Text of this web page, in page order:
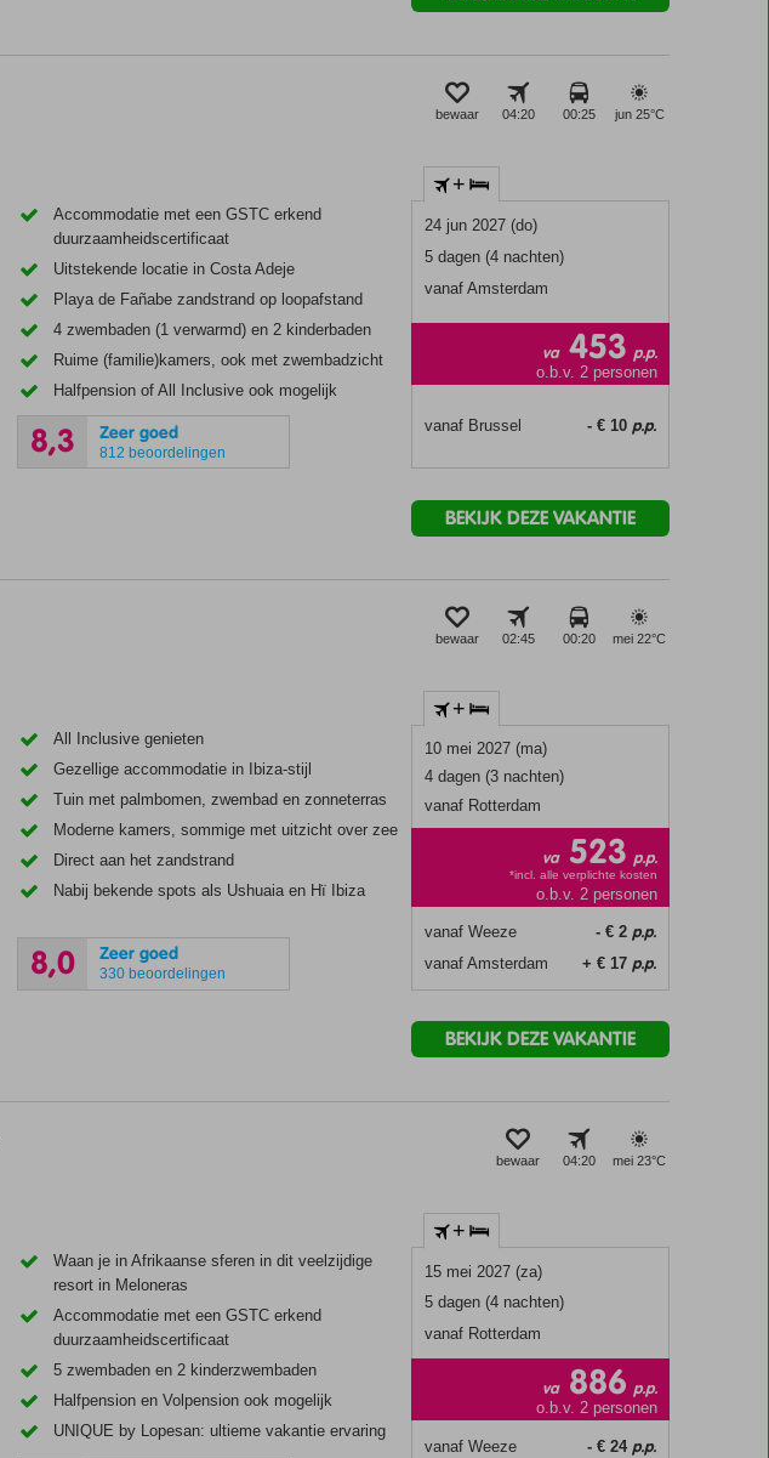
bewaar 04:20 00:25 jun 25°C
Accommodatie met een GSTC erkend
duurzaamheidscertificaat
Uitstekende locatie in Costa Adeje
Playa de Fañabe zandstrand op loopafstand
4 zwembaden (1 verwarmd) en 2 kinderbaden
Ruime (familie)kamers, ook met zwembadzicht
Halfpension of All Inclusive ook mogelijk
8,3 Zeer goed
812 beoordelingen
+
24 jun 2027 (do)
5 dagen (4 nachten)
vanaf Amsterdam
va 453 p.p.
o.b.v. 2 personen
vanaf Brussel - € 10 p.p.
BEKIJK DEZE VAKANTIE
bewaar 02:45 00:20 mei 22°C
All Inclusive genieten
Gezellige accommodatie in Ibiza-stijl
Tuin met palmbomen, zwembad en zonneterras
Moderne kamers, sommige met uitzicht over zee
Direct aan het zandstrand
Nabij bekende spots als Ushuaia en Hï Ibiza
8,0 Zeer goed
330 beoordelingen
+
10 mei 2027 (ma)
4 dagen (3 nachten)
vanaf Rotterdam
va 523 p.p.
*incl. alle verplichte kosten
o.b.v. 2 personen
vanaf Weeze - € 2 p.p.
vanaf Amsterdam + € 17 p.p.
BEKIJK DEZE VAKANTIE
bewaar 04:20 mei 23°C
Waan je in Afrikaanse sferen in dit veelzijdige
resort in Meloneras
Accommodatie met een GSTC erkend
duurzaamheidscertificaat
5 zwembaden en 2 kinderzwembaden
Halfpension en Volpension ook mogelijk
UNIQUE by Lopesan: ultieme vakantie ervaring
+
15 mei 2027 (za)
5 dagen (4 nachten)
vanaf Rotterdam
va 886 p.p.
o.b.v. 2 personen
vanaf Weeze - € 24 p.p.